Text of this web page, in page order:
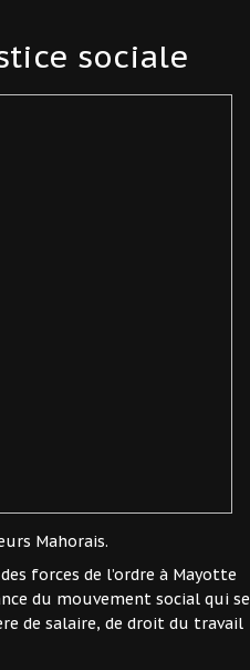
sociale
Mahorais.
forces de l’ordre à Mayotte
du mouvement social qui se
de salaire, de droit du travail